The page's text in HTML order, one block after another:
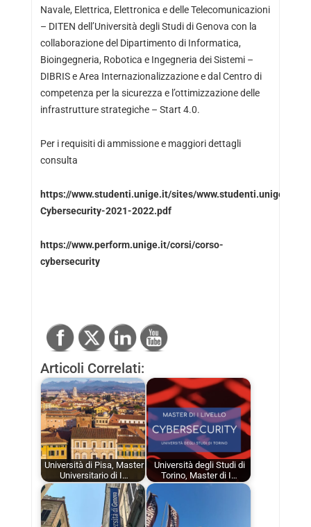
Navale, Elettrica, Elettronica e delle Telecomunicazioni
– DITEN dell’Università degli Studi di Genova con la
collaborazione del Dipartimento di Informatica,
Bioingegneria, Robotica e Ingegneria dei Sistemi –
DIBRIS e Area Internazionalizzazione e dal Centro di
competenza per la sicurezza e l’ottimizzazione delle
infrastrutture strategiche – Start 4.0.
Per i requisiti di ammissione e maggiori dettagli
consulta
https://www.studenti.unige.it/sites/www.studenti.unige.it/
Cybersecurity-2021-2022.pdf
https://www.perform.unige.it/corsi/corso-
cybersecurity
Articoli Correlati:
Università di Pisa, Master
Universitario di I…
Università degli Studi di
Torino, Master di I…